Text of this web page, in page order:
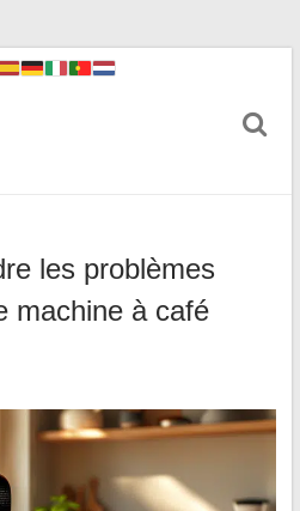
les problèmes
machine à café